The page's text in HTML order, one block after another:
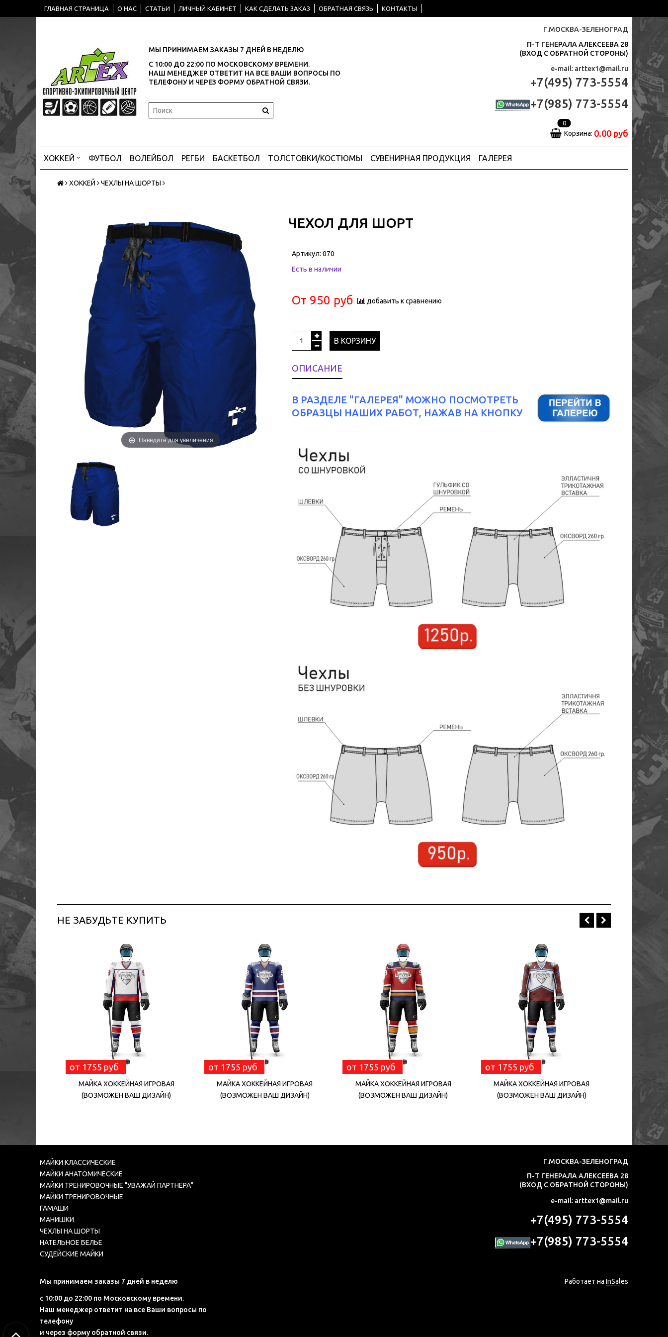
ГЛАВНАЯ СТРАНИЦА О НАС СТАТЬИ ЛИЧНЫЙ КАБИНЕТ КАК СДЕЛАТЬ ЗАКАЗ ОБРАТНАЯ СВЯЗЬ КОНТАКТЫ
МЫ ПРИНИМАЕМ ЗАКАЗЫ 7 ДНЕЙ В НЕДЕЛЮ
С 10:00 ДО 22:00 ПО МОСКОВСКОМУ ВРЕМЕНИ.
НАШ МЕНЕДЖЕР ОТВЕТИТ НА ВСЕ ВАШИ ВОПРОСЫ ПО
ТЕЛЕФОНУ И ЧЕРЕЗ ФОРМУ ОБРАТНОЙ СВЯЗИ.
Г.МОСКВА-ЗЕЛЕНОГРАД
П-Т ГЕНЕРАЛА АЛЕКСЕЕВА 28
(ВХОД С ОБРАТНОЙ СТОРОНЫ)
e-mail: arttex1@mail.ru
+7(495) 773-5554
+7(985) 773-5554
0
Корзина: 0.00 руб
ХОККЕЙ ФУТБОЛ ВОЛЕЙБОЛ РЕГБИ БАСКЕТБОЛ ТОЛСТОВКИ/КОСТЮМЫ СУВЕНИРНАЯ ПРОДУКЦИЯ ГАЛЕРЕЯ
ХОККЕЙ ЧЕХЛЫ НА ШОРТЫ
ЧЕХОЛ ДЛЯ ШОРТ
Наведите для увеличения
Артикул:070
Есть в наличии
От 950 руб добавить к сравнению
В КОРЗИНУ
ОПИСАНИЕ
В РАЗДЕЛЕ "ГАЛЕРЕЯ" МОЖНО ПОСМОТРЕТЬ
ОБРАЗЦЫ НАШИХ РАБОТ, НАЖАВ НА КНОПКУ
НЕ ЗАБУДЬТЕ КУПИТЬ
от 1755 руб
МАЙКА ХОККЕЙНАЯ ИГРОВАЯ
(ВОЗМОЖЕН ВАШ ДИЗАЙН)
от 1755 руб
МАЙКА ХОККЕЙНАЯ ИГРОВАЯ
(ВОЗМОЖЕН ВАШ ДИЗАЙН)
от 1755 руб
МАЙКА ХОККЕЙНАЯ ИГРОВАЯ
(ВОЗМОЖЕН ВАШ ДИЗАЙН)
от 1755 руб
МАЙКА ХОККЕЙНАЯ ИГРОВАЯ
(ВОЗМОЖЕН ВАШ ДИЗАЙН)
МАЙКА
МАЙКИ КЛАССИЧЕСКИЕ
МАЙКИ АНАТОМИЧЕСКИЕ
МАЙКИ ТРЕНИРОВОЧНЫЕ "УВАЖАЙ ПАРТНЕРА"
МАЙКИ ТРЕНИРОВОЧНЫЕ
ГАМАШИ
МАНИШКИ
ЧЕХЛЫ НА ШОРТЫ
НАТЕЛЬНОЕ БЕЛЬЕ
СУДЕЙСКИЕ МАЙКИ
Г.МОСКВА-ЗЕЛЕНОГРАД
П-Т ГЕНЕРАЛА АЛЕКСЕЕВА 28
(ВХОД С ОБРАТНОЙ СТОРОНЫ)
e-mail: arttex1@mail.ru
+7(495) 773-5554
+7(985) 773-5554
Мы принимаем заказы 7 дней в неделю
с 10:00 до 22:00 по Московскому времени.
Наш менеджер ответит на все Ваши вопросы по
телефону
и через форму обратной связи.
Работает на InSales